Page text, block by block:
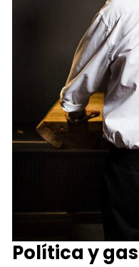
Política y